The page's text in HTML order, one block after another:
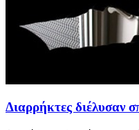
Διαρρήκτες διέλυσαν